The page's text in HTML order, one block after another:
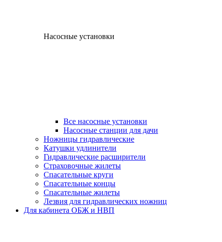
Насосные установки
Все насосные установки
Насосные станции для дачи
Ножницы гидравлические
Катушки удлинители
Гидравлические расширители
Страховочные жилеты
Спасательные круги
Спасательные концы
Спасательные жилеты
Лезвия для гидравлических ножниц
Для кабинета ОБЖ и НВП